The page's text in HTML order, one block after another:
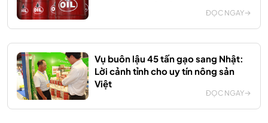
ĐỌC NGAY
Vụ buôn lậu 45 tấn gạo sang Nhật:
Lời cảnh tỉnh cho uy tín nông sản
Việt
ĐỌC NGAY